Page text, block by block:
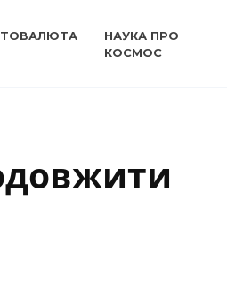
НАУКА ПРО
КОСМОС